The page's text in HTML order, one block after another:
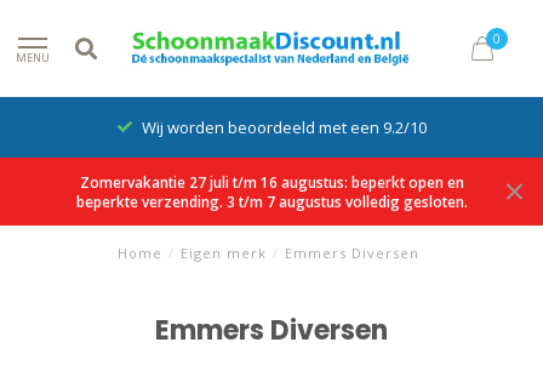
MENU
0
Wij worden beoordeeld met een 9.2/10
Zomervakantie 27 juli t/m 16 augustus: beperkt open en
beperkte verzending. 3 t/m 7 augustus volledig gesloten.
Home / Eigen merk / Emmers Diversen
Emmers Diversen